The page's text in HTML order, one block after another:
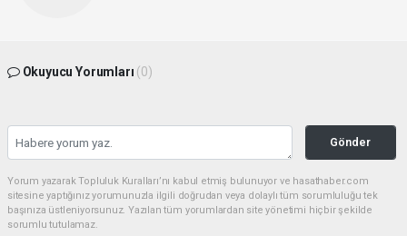
Okuyucu Yorumları (0)
Gönder
Yorum yazarak Topluluk Kuralları’nı kabul etmiş bulunuyor ve hasathaber.com
sitesine yaptığınız yorumunuzla ilgili doğrudan veya dolaylı tüm sorumluluğu tek
başınıza üstleniyorsunuz. Yazılan tüm yorumlardan site yönetimi hiçbir şekilde
sorumlu tutulamaz.